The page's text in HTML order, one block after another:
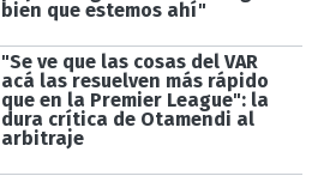
bien que estemos ahí"
"Se ve que las cosas del VAR
acá las resuelven más rápido
que en la Premier League": la
dura crítica de Otamendi al
arbitraje